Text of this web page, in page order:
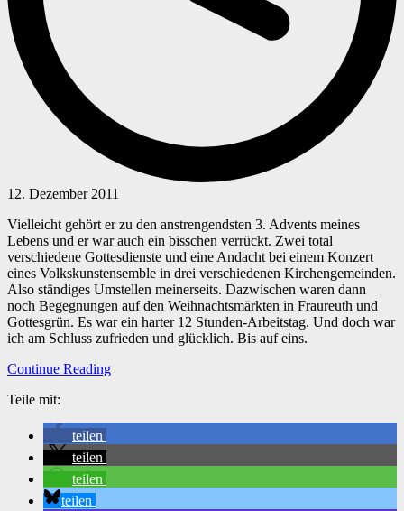
12. Dezember 2011
Vielleicht gehört er zu den anstrengendsten 3. Advents meines
Lebens und er war auch ein bisschen verrückt. Zwei total
verschiedene Gottesdienste und eine Andacht bei einem Konzert
eines Volkskunstensemble in drei verschiedenen Kirchengemeinden.
Also ständiges Umstellen meinerseits. Dazwischen waren dann
noch Begegnungen auf den Weihnachtsmärkten in Fraureuth und
Gottesgrün. Es war ein harter 12 Stunden-Arbeitstag. Und doch war
ich am Schluss zufrieden und glücklich. Bis auf eins.
Continue Reading
Teile mit:
teilen
teilen
teilen
teilen